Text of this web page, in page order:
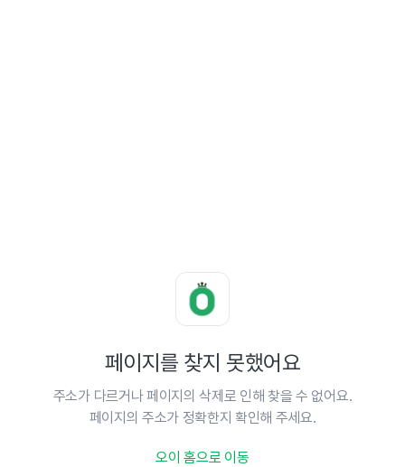
페이지를 찾지 못했어요
주소가 다르거나 페이지의 삭제로 인해 찾을 수 없어요.
페이지의 주소가 정확한지 확인해 주세요.
오이 홈으로 이동